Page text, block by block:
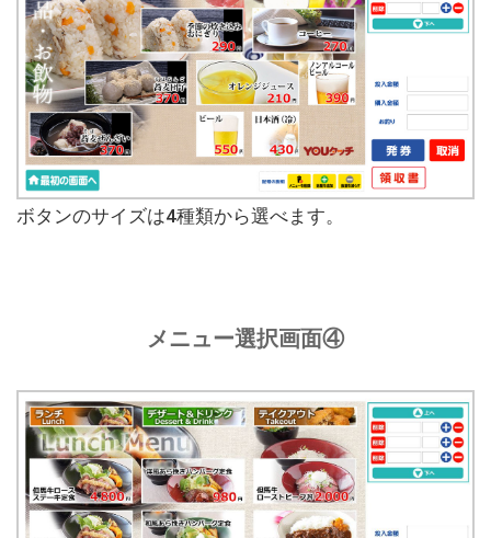
ボタンのサイズは4種類から選べます。
メニュー選択画面④